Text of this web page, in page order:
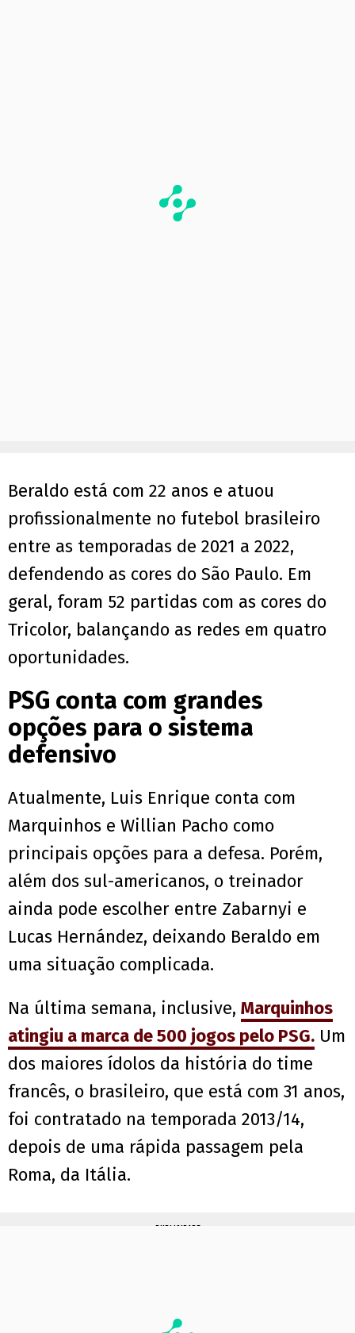
Beraldo está com 22 anos e atuou
profissionalmente no futebol brasileiro
entre as temporadas de 2021 a 2022,
defendendo as cores do São Paulo. Em
geral, foram 52 partidas com as cores do
Tricolor, balançando as redes em quatro
oportunidades.
PSG conta com grandes
opções para o sistema
defensivo
Atualmente, Luis Enrique conta com
Marquinhos e Willian Pacho como
principais opções para a defesa. Porém,
além dos sul-americanos, o treinador
ainda pode escolher entre Zabarnyi e
Lucas Hernández, deixando Beraldo em
uma situação complicada.
Na última semana, inclusive, Marquinhos
atingiu a marca de 500 jogos pelo PSG. Um
dos maiores ídolos da história do time
francês, o brasileiro, que está com 31 anos,
foi contratado na temporada 2013/14,
depois de uma rápida passagem pela
Roma, da Itália.
PUBLICIDADE